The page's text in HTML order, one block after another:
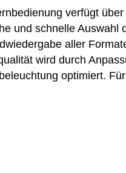
verfügt
und schnelle Auswahl
aller
wird durch
optimiert.